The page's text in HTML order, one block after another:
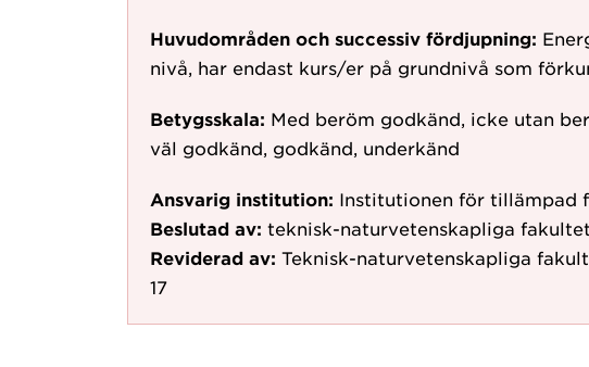
Huvudområden och successiv fördjupning:
nivå, har endast kurs/er på grundnivå som
Betygsskala: Med beröm godkänd, icke utan
väl godkänd, godkänd, underkänd
Ansvarig institution: Institutionen för tillämpad
Beslutad av: teknisk-naturvetenskapliga
Reviderad av: Teknisk-naturvetenskapliga
17